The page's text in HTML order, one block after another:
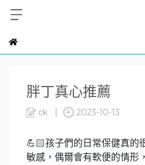
胖丁真心推薦
ck 2023-10-13
💪🏻孩子們的日常保健真的
敏感，偶爾會有軟便的情形